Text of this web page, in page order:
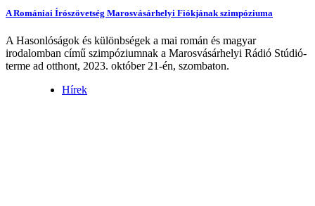
A Romániai Írószövetség Marosvásárhelyi Fiókjának szimpóziuma
A Hasonlóságok és különbségek a mai román és magyar
irodalomban című szimpóziumnak a Marosvásárhelyi Rádió Stúdió-
terme ad otthont, 2023. október 21-én, szombaton.
Hírek